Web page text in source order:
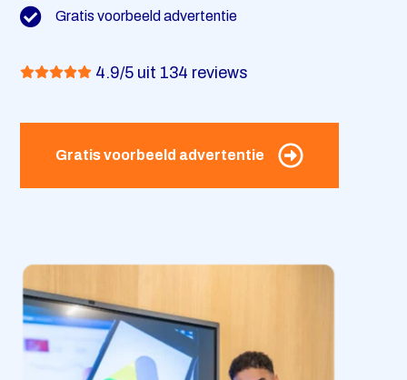
Gratis voorbeeld advertentie
4.9/5 uit 134 reviews
Gratis voorbeeld advertentie